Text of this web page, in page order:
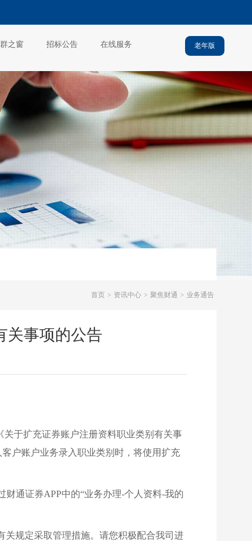
之窗 招标公告 在线服务 老年版
首页 > 资讯中心 > 聚焦财通 > 业务通告
关事项的公告
关于扩充证券账户注册资料职业类别有关事
户账户业务录入职业类别时，将使用扩充
财通证券APP中的“业务办理-个人资料-我的
规定采取管理措施。请您积极配合我司进